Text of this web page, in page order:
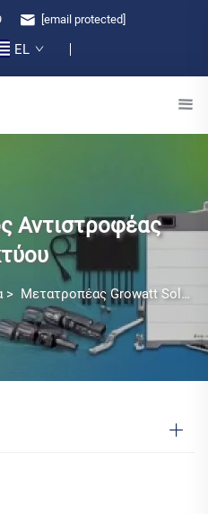
[email protected]
EL
Αντιστροφέας
> Μετατροπέας Growatt Solar